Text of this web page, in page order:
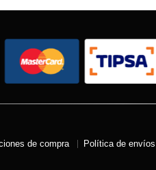
de compra Política de envíos